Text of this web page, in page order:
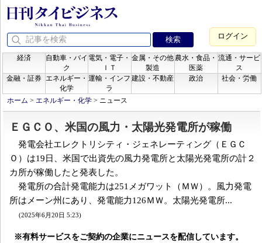
ログイン
経済
自動車・バイ
ク
電気・電子・
ＩＴ
金属・その他
製造
農水・食品・
医薬
流通・サービ
ス
金融・証券
エネルギー・
化学
運輸・インフ
ラ
建設・不動産 政治 社会・労働
ホーム > エネルギー・化学 > ニュース
ＥＧＣＯ、米国の風力・太陽光発電所が稼働
発電会社エレクトリシティ・ジェネレーティング（ＥＧＣ
Ｏ）は19日、米国で出資先の風力発電所と太陽光発電所の計２
カ所が稼働したと発表した。
発電所の合計発電能力は251メガワット（ＭＷ）。風力発電
所はメーン州にあり、発電能力126ＭＷ。太陽光発電所...
(2025年6月20日 5:23)
※有料サービスをご契約の企業にニュースを配信しています。